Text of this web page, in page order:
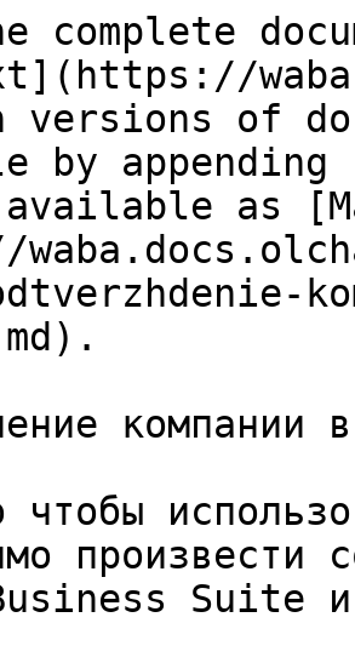
complete
versions of
by
as
компании
чтобы
произвести
Suite